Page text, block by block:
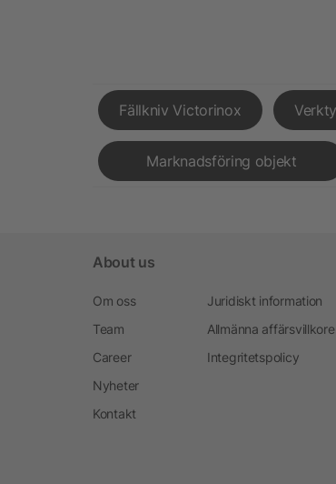
Fällkniv Victorinox
Marknadsföring objekt
About us
Om oss
Team
Career
Nyheter
Kontakt
Juridiskt information
Allmänna
Integritetspolicy